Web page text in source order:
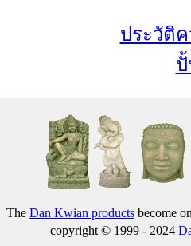
ประวัติ
The Dan Kwian productsbecome
copyright © 1999 - 2024